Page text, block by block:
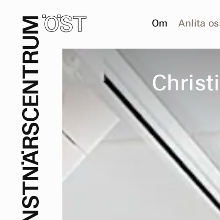
Om Anlita
ÖST
S
T
N
Ä
R
S
C
E
N
T
R
U
M
Christi